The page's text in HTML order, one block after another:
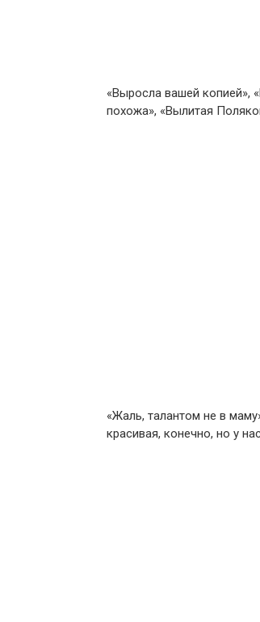
«Выросла вашей копией»,
похожа», «Вылитая
«Жаль, талантом не в
красивая, конечно, но у